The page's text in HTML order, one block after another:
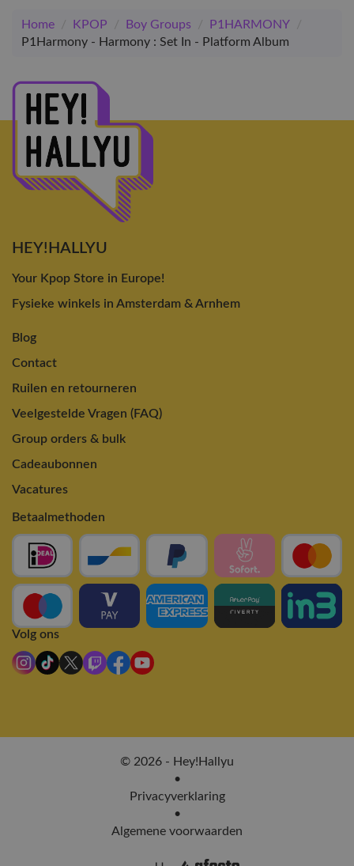
Home / KPOP / Boy Groups / P1HARMONY
/
P1Harmony - Harmony : Set In - Platform Album
HEY!HALLYU
Your Kpop Store in Europe!
Fysieke winkels in Amsterdam & Arnhem
Blog
Contact
Ruilen en retourneren
Veelgestelde Vragen (FAQ)
Group orders & bulk
Cadeaubonnen
Vacatures
Betaalmethoden
Volg ons
© 2026 - Hey!Hallyu
•
Privacyverklaring
•
Algemene voorwaarden